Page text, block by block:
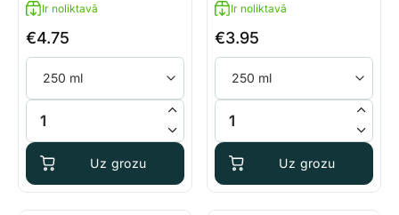
Ir noliktavā
€4.75
BioBizz Bio Down daudzums
Uz grozu
Ir noliktavā
€3.95
BioBizz Bio Grow daudzums
Uz grozu